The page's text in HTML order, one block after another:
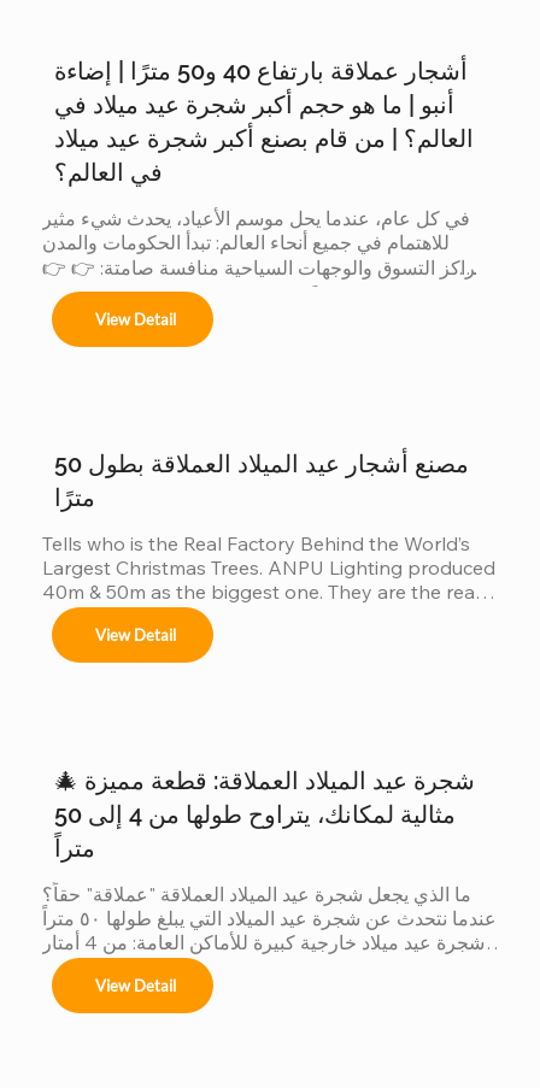
Árboles de 4m a 50m en espacios interiores y
exteriores.
municipales.
Festivales navideños, parques temáticos y
activaciones de marca.
أشجار عملاقة بارتفاع 40 و50 مترًا | إضاءة
أنبو | ما هو حجم أكبر شجرة عيد ميلاد في
العالم؟ | من قام بصنع أكبر شجرة عيد ميلاد
في العالم؟
في كل عام، عندما يحل موسم الأعياد، يحدث شيء مثير
للاهتمام في جميع أنحاء العالم: تبدأ الحكومات والمدن
ومراكز التسوق والوجهات السياحية منافسة صامتة: 👉 👉
لأن الشجرة الأكبر حجماً: يجذب المزيد من الزوار يُحدث ذلك
تأثيراً أكبر على وسائل التواصل الاجتماعي يتم إنتاج قيمة
تجارية أكبر عندما تتنافس الدول... يشارك المصنعون أيضاً.
فحسب......
View Detail
مصنع أشجار عيد الميلاد العملاقة بطول 50
مترًا
Tells who is the Real Factory Behind the World’s
Largest Christmas Trees. ANPU Lighting produced
40m & 50m as the biggest one. They are the real
China factory for Giant Christmas Tree.
View Detail
🎄 شجرة عيد الميلاد العملاقة: قطعة مميزة
مثالية لمكانك، يتراوح طولها من 4 إلى 50
متراً
ما الذي يجعل شجرة عيد الميلاد العملاقة "عملاقة" حقاً؟
عندما نتحدث عن شجرة عيد الميلاد التي يبلغ طولها ٥٠ متراً
شجرة عيد ميلاد خارجية كبيرة للأماكن العامة: من 4 أمتار
إلى 50 مترًا شجرة عيد الميلاد الكبيرة في الهواء الطلق
نحن متخصصون في تصاميم مخصصة لأشجار عيد الميلاد
العملاقة لتتناسب مع موضوعك لا يوجد مكانان متشابهان،
View Detail